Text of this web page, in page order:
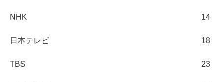
NHK 14
日本テレビ 18
TBS 23